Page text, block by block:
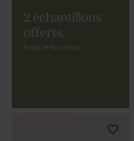
2 échantillons
offerts.
Faites le bon choix.